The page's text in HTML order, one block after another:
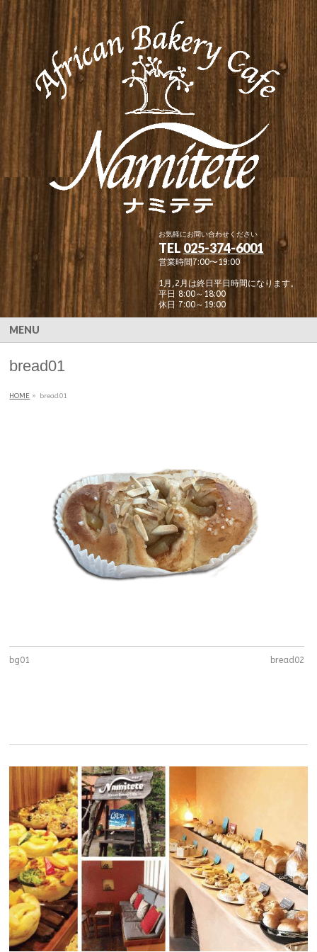
お気軽にお問い合わせください
TEL 025-374-6001
営業時間7:00〜19:00
1月,2月は終日平日時間になります。
平日 8:00～18:00
休日 7:00～19:00
MENU
bread01
HOME » bread01
bg01 bread02